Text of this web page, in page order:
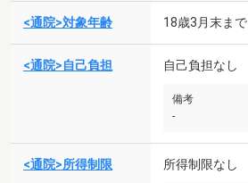
<通院>対象年齢 18歳3月末まで
<通院>自己負担 自己負担なし
備考
-
<通院>所得制限 所得制限なし